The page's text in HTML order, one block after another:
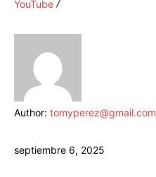
YouTube
Author: tomyperez@gmail.com
septiembre 6, 2025